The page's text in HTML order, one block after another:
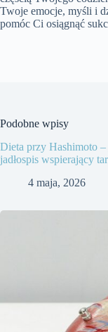
Twoje emocje, myśli i
pomóc Ci osiągnąć
Podobne wpisy
Dieta przy Hashimoto
jadłospis wspierający
4 maja, 2026